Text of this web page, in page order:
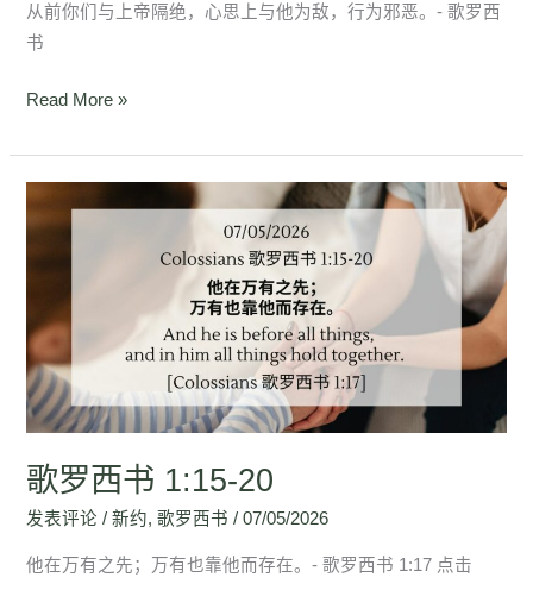
从前你们与上帝隔绝，心思上与他为敌，行为邪恶。- 歌罗西
书
Read More »
歌罗西书 1:15-20
发表评论 /新约,歌罗西书 /07/05/2026
他在万有之先；万有也靠他而存在。- 歌罗西书 1:17 点击
罗
西
1:15-
20